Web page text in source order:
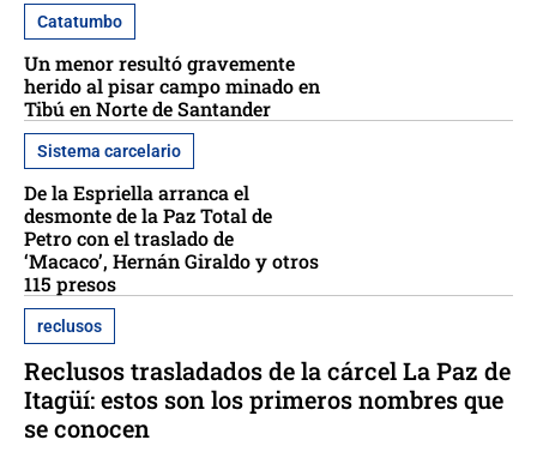
Catatumbo
Un menor resultó gravemente
herido al pisar campo minado en
Tibú en Norte de Santander
Sistema carcelario
De la Espriella arranca el
desmonte de la Paz Total de
Petro con el traslado de
‘Macaco’, Hernán Giraldo y otros
115 presos
reclusos
Reclusos trasladados de la cárcel La Paz de
Itagüí: estos son los primeros nombres que
se conocen